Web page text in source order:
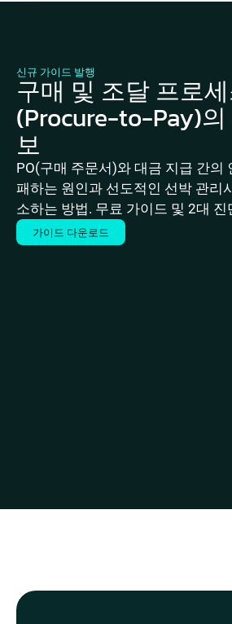
신규 가이드 발행
구매 및 조달 프로
(Procure-to-Pay)
보
PO(구매 주문서)와 대금 지급 간의
패하는 원인과 선도적인 선박 관리
소하는 방법. 무료 가이드 및 2대 진
가이드 다운로드